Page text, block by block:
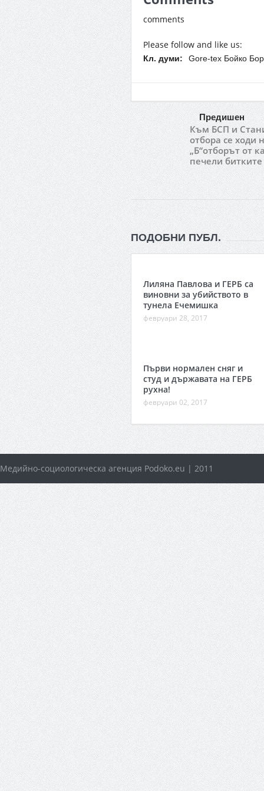
comments
Please follow and like us:
Кл. думи: Gorе-tex Бойко
Предишен
Към БСП и
отбора се ходи
„Б“отборът от
печели
ПОДОБНИ ПУБЛ.
Лиляна Павлова и ГЕРБ са
виновни за убийството в
тунела Ечемишка
февруари 28, 2017
Първи нормален сняг и
студ и държавата на ГЕРБ
рухна!
февруари 02, 2017
Медийно-социологическа агенция Podoko.eu | 2011